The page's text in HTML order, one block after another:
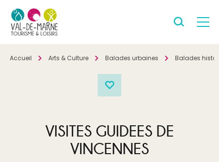
Accueil Arts & Culture Balades urbaines Balades
VISITES GUIDEES DE
VINCENNES